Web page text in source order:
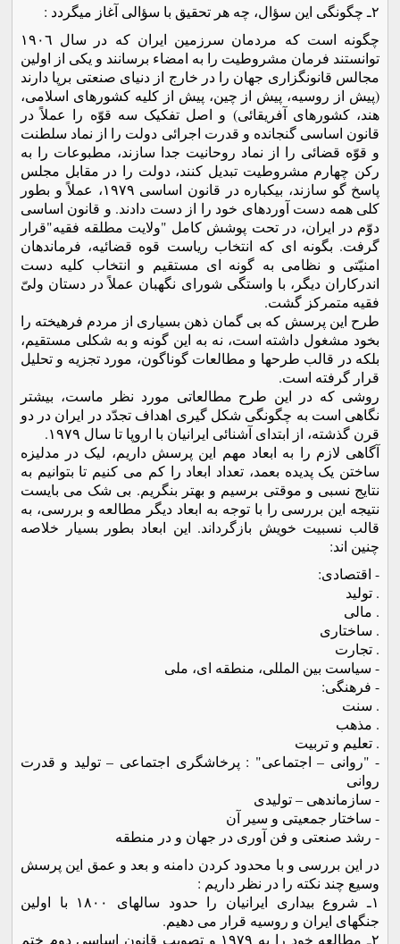
٢ـ چگونگی این سؤال، چه هر تحقیق با سؤالی آغاز میگردد :
چگونه است که مردمان سرزمین ایران که در سال ١٩٠٦
توانستند فرمان مشروطیت را به امضاء برسانند و یکی از اولین
مجالس قانونگزاری جهان را در خارج از دنیای صنعتی برپا دارند
(پیش از روسیه، پیش از چین، پیش از کلیه کشورهای اسلامی،
هند، کشورهای آفریقائی) و اصل تفکیک سه قوّه را عملاً در
قانون اساسی گنجانده و قدرت اجرائی دولت را از نماد سلطنت
و قوّه قضائی را از نماد روحانیت جدا سازند، مطبوعات را به
رکن چهارم مشروطیت تبدیل کنند، دولت را در مقابل مجلس
پاسخ گو سازند، بیکباره در قانون اساسی ١٩٧٩، عملاً و بطور
کلی همه دست آوردهای خود را از دست دادند. و قانون اساسی
دوّم در ایران، در تحت پوشش کامل "ولایت مطلقه فقیه"قرار
گرفت. بگونه ای که انتخاب ریاست قوه قضائیه، فرماندهان
امنیّتی و نظامی به گونه ای مستقیم و انتخاب کلیه دست
اندرکاران دیگر، با واستگی شورای نگهبان عملاً در دستان ولیّ
فقیه متمرکز گشت.
طرح این پرسش که بی گمان ذهن بسیاری از مردم فرهیخته را
بخود مشغول داشته است، نه به این گونه و به شکلی مستقیم،
بلکه در قالب طرحها و مطالعات گوناگون، مورد تجزیه و تحلیل
قرار گرفته است.
روشی که در این طرح مطالعاتی مورد نظر ماست، بیشتر
نگاهی است به چگونگی شکل گیری اهداف تجدّد در ایران در دو
قرن گذشته، از ابتدای آشنائی ایرانیان با اروپا تا سال ١٩٧٩.
آگاهی لازم را به ابعاد مهم این پرسش داریم، لیک در مدلیزه
ساختن یک پدیده بعمد، تعداد ابعاد را کم می کنیم تا بتوانیم به
نتایج نسبی و موقتی برسیم و بهتر بنگریم. بی شک می بایست
نتیجه این بررسی را با توجه به ابعاد دیگر مطالعه و بررسی، به
قالب نسبیت خویش بازگرداند. این ابعاد بطور بسیار خلاصه
چنین اند:
- اقتصادی:
. تولید
. مالی
. ساختاری
. تجارت
- سیاست بین المللی، منطقه ای، ملی
- فرهنگی:
. سنت
. مذهب
. تعلیم و تربیت
- "روانی – اجتماعی" : پرخاشگری اجتماعی – تولید و قدرت
روانی
- سازماندهی – تولیدی
- ساختار جمعیتی و سیر آن
- رشد صنعتی و فن آوری در جهان و در منطقه
در این بررسی و با محدود کردن دامنه و بعد و عمق این پرسش
وسیع چند نکته را در نظر داریم :
١ـ شروع بیداری ایرانیان را حدود سالهای ١٨٠٠ با اولین
جنگهای ایران و روسیه قرار می دهیم.
٢ـ مطالعه خود را به ١٩٧٩ و تصویب قانون اساسی دوم ختم